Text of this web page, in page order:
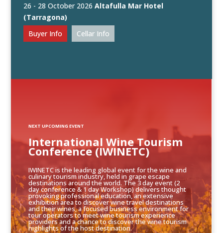
26 - 28 October 2026Altafulla Mar Hotel
(Tarragona)
Buyer Info
Cellar Info
IWINETC is the leading global event for the wine and
culinary tourism industry, held in grape escape
destinations around the world. The 3 day event (2
day conference & 1 day Workshop) delivers thought
provoking professional education, an extensive
exhibition area to discover wine travel destinations
and their wines, a focused business environment for
tour operators to meet wine tourism experience
providers and a chance to discover the wine tourism
highlights of the host destination.
International Wine Tourism
Conference (IWINETC)
NEXT UPCOMING EVENT